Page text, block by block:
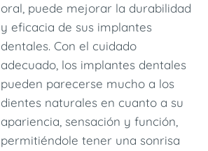
oral, puede mejorar la durabilidad
y eficacia de sus implantes
dentales. Con el cuidado
adecuado, los implantes dentales
pueden parecerse mucho a los
dientes naturales en cuanto a su
apariencia, sensación y función,
permitiéndole tener una sonrisa